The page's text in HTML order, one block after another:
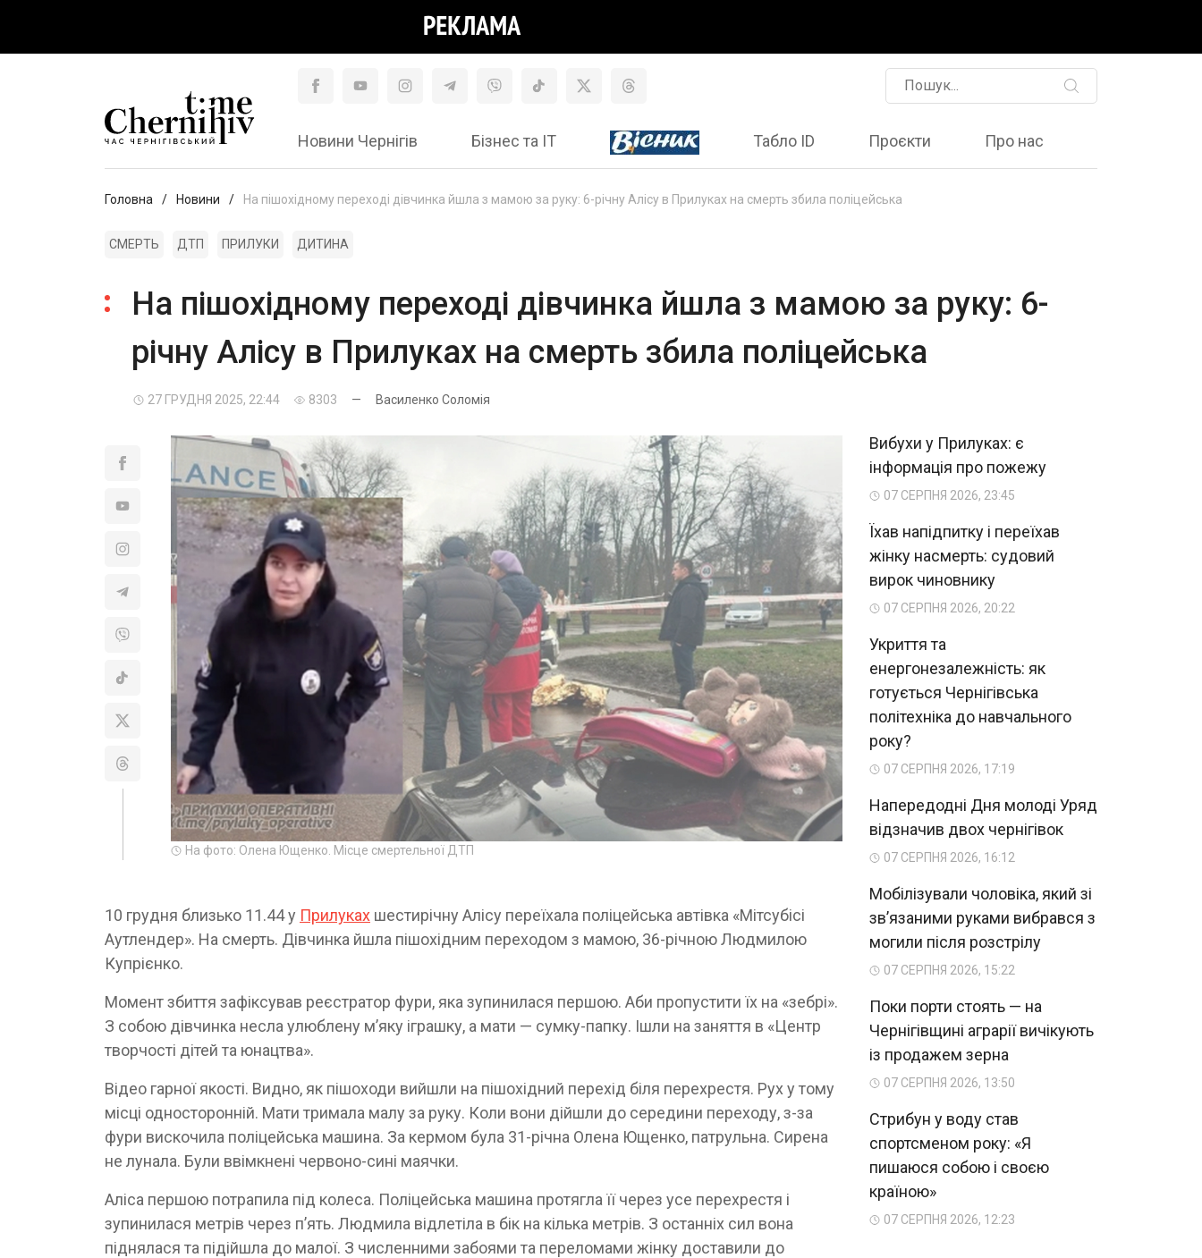
Новини Чернігів Бізнес та ІТ Табло ID Проєкти Про нас
Головна Новини На пішохідному переході дівчинка йшла з мамою за руку: 6-річну Алісу в Прилуках на смерть збила поліцейська
СМЕРТЬ ДТП ПРИЛУКИ ДИТИНА
На пішохідному переході дівчинка йшла з мамою за руку: 6-
річну Алісу в Прилуках на смерть збила поліцейська
27 ГРУДНЯ 2025, 22:44 8303 — Василенко Соломія
На фото: Олена Ющенко. Місце смертельної ДТП
10 грудня близько 11.44 у Прилуках шестирічну Алісу переїхала поліцейська автівка «Мітсубісі
Аутлендер». На смерть. Дівчинка йшла пішохідним переходом з мамою, 36-річною Людмилою
Купрієнко.
Момент збиття зафіксував реєстратор фури, яка зупинилася першою. Аби пропустити їх на «зебрі».
З собою дівчинка несла улюблену м’яку іграшку, а мати — сумку-папку. Ішли на заняття в «Центр
творчості дітей та юнацтва».
Відео гарної якості. Видно, як пішоходи вийшли на пішохідний перехід біля перехрестя. Рух у тому
місці односторонній. Мати тримала малу за руку. Коли вони дійшли до середини переходу, з-за
фури вискочила поліцейська машина. За кермом була 31-річна Олена Ющенко, патрульна. Сирена
не лунала. Були ввімкнені червоно-сині маячки.
Аліса першою потрапила під колеса. Поліцейська машина протягла її через усе перехрестя і
зупинилася метрів через п’ять. Людмила відлетіла в бік на кілька метрів. З останніх сил вона
піднялася та підійшла до малої. З численними забоями та переломами жінку доставили до
Вибухи у Прилуках: є
інформація про пожежу
07 СЕРПНЯ 2026, 23:45
Їхав напідпитку і переїхав
жінку насмерть: судовий
вирок чиновнику
07 СЕРПНЯ 2026, 20:22
Укриття та
енергонезалежність: як
готується Чернігівська
політехніка до навчального
року?
07 СЕРПНЯ 2026, 17:19
Напередодні Дня молоді Уряд
відзначив двох чернігівок
07 СЕРПНЯ 2026, 16:12
Мобілізували чоловіка, який зі
зв’язаними руками вибрався з
могили після розстрілу
07 СЕРПНЯ 2026, 15:22
Поки порти стоять — на
Чернігівщині аграрії вичікують
із продажем зерна
07 СЕРПНЯ 2026, 13:50
Стрибун у воду став
спортсменом року: «Я
пишаюся собою і своєю
країною»
07 СЕРПНЯ 2026, 12:23